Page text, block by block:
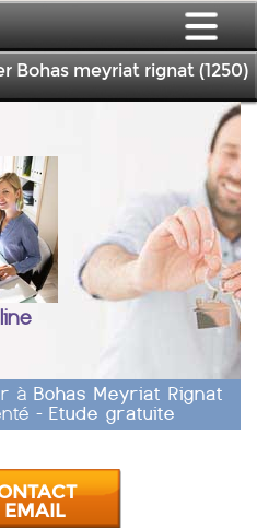
Bohas meyriat rignat (1250)
à Bohas Meyriat Rignat
- Etude gratuite
EMAIL